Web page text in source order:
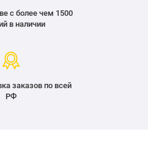
с более чем 1500
в наличии
заказов по всей
РФ